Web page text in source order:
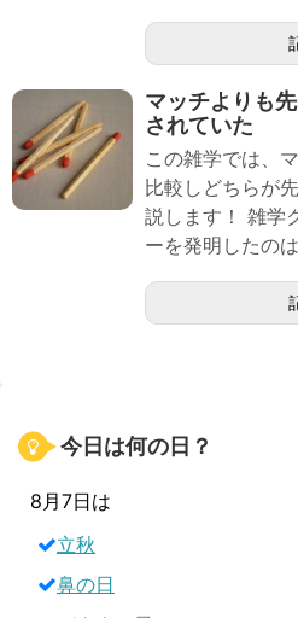
マッチよりも
されていた
この雑学では、
比較しどちらが
説します！ 雑学
ーを発明したの
今日は何の日？
8月7日は
立秋
鼻の日